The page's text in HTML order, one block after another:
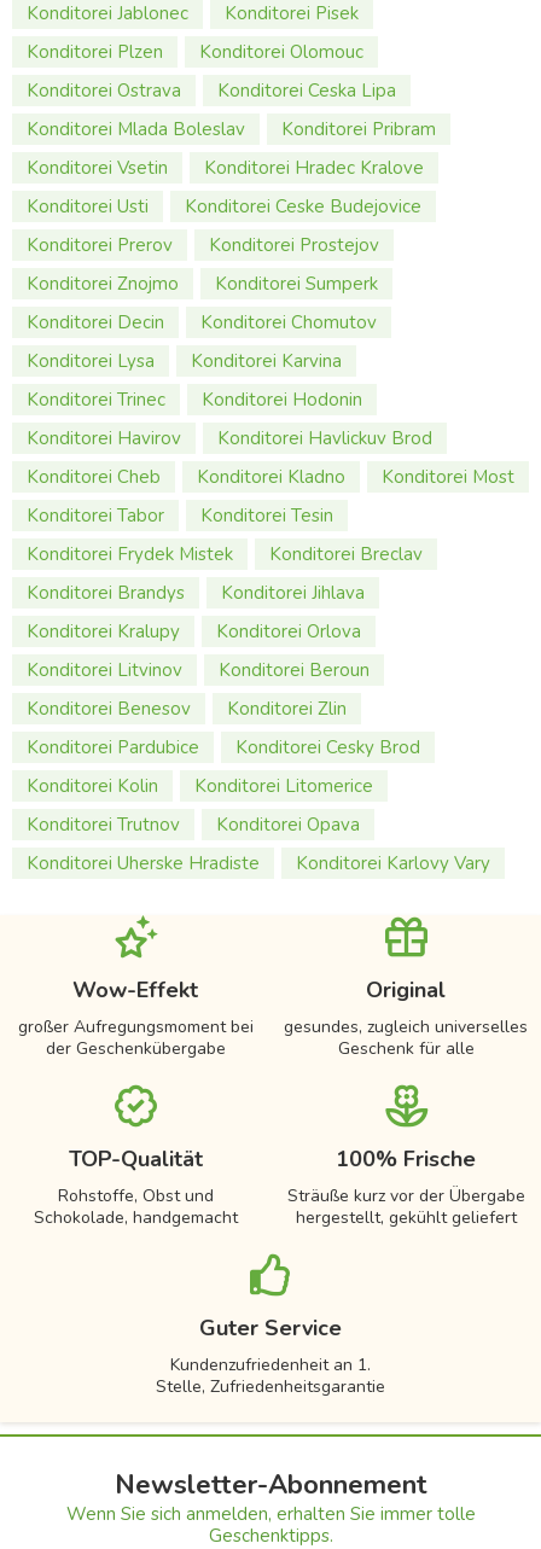
Konditorei Jablonec
Konditorei Pisek
Konditorei Plzen
Konditorei Olomouc
Konditorei Ostrava
Konditorei Ceska Lipa
Konditorei Mlada Boleslav
Konditorei Pribram
Konditorei Vsetin
Konditorei Hradec Kralove
Konditorei Usti
Konditorei Ceske Budejovice
Konditorei Prerov
Konditorei Prostejov
Konditorei Znojmo
Konditorei Sumperk
Konditorei Decin
Konditorei Chomutov
Konditorei Lysa
Konditorei Karvina
Konditorei Trinec
Konditorei Hodonin
Konditorei Havirov
Konditorei Havlickuv Brod
Konditorei Cheb
Konditorei Kladno
Konditorei Most
Konditorei Tabor
Konditorei Tesin
Konditorei Frydek Mistek
Konditorei Breclav
Konditorei Brandys
Konditorei Jihlava
Konditorei Kralupy
Konditorei Orlova
Konditorei Litvinov
Konditorei Beroun
Konditorei Benesov
Konditorei Zlin
Konditorei Pardubice
Konditorei Cesky Brod
Konditorei Kolin
Konditorei Litomerice
Konditorei Trutnov
Konditorei Opava
Konditorei Uherske Hradiste
Konditorei Karlovy Vary
Wow-Effekt
großer Aufregungsmoment bei
der Geschenkübergabe
Original
gesundes, zugleich universelles
Geschenk für alle
TOP-Qualität
Rohstoffe, Obst und
Schokolade, handgemacht
100% Frische
Sträuße kurz vor der Übergabe
hergestellt, gekühlt geliefert
Guter Service
Kundenzufriedenheit an 1.
Stelle, Zufriedenheitsgarantie
Newsletter-Abonnement
Wenn Sie sich anmelden, erhalten Sie immer tolle
Geschenktipps.